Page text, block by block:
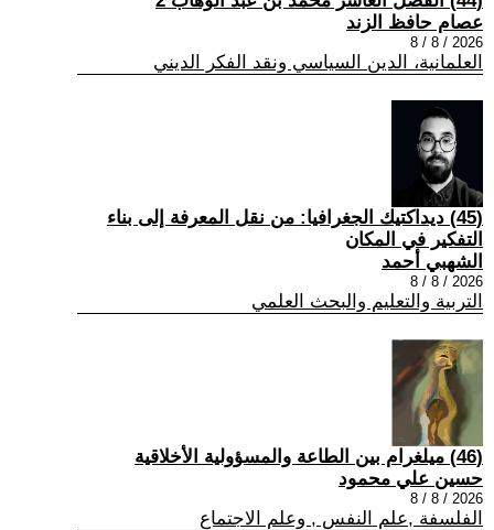
عصام حافظ الزند
2026 / 8 / 8
العلمانية، الدين السياسي ونقد الفكر الديني
(45) ديداكتيك الجغرافيا: من نقل المعرفة إلى بناء
التفكير في المكان
الشهبي أحمد
2026 / 8 / 8
التربية والتعليم والبحث العلمي
(46) ميلغرام بين الطاعة والمسؤولية الأخلاقية
حسين علي محمود
2026 / 8 / 8
الفلسفة ,علم النفس , وعلم الاجتماع